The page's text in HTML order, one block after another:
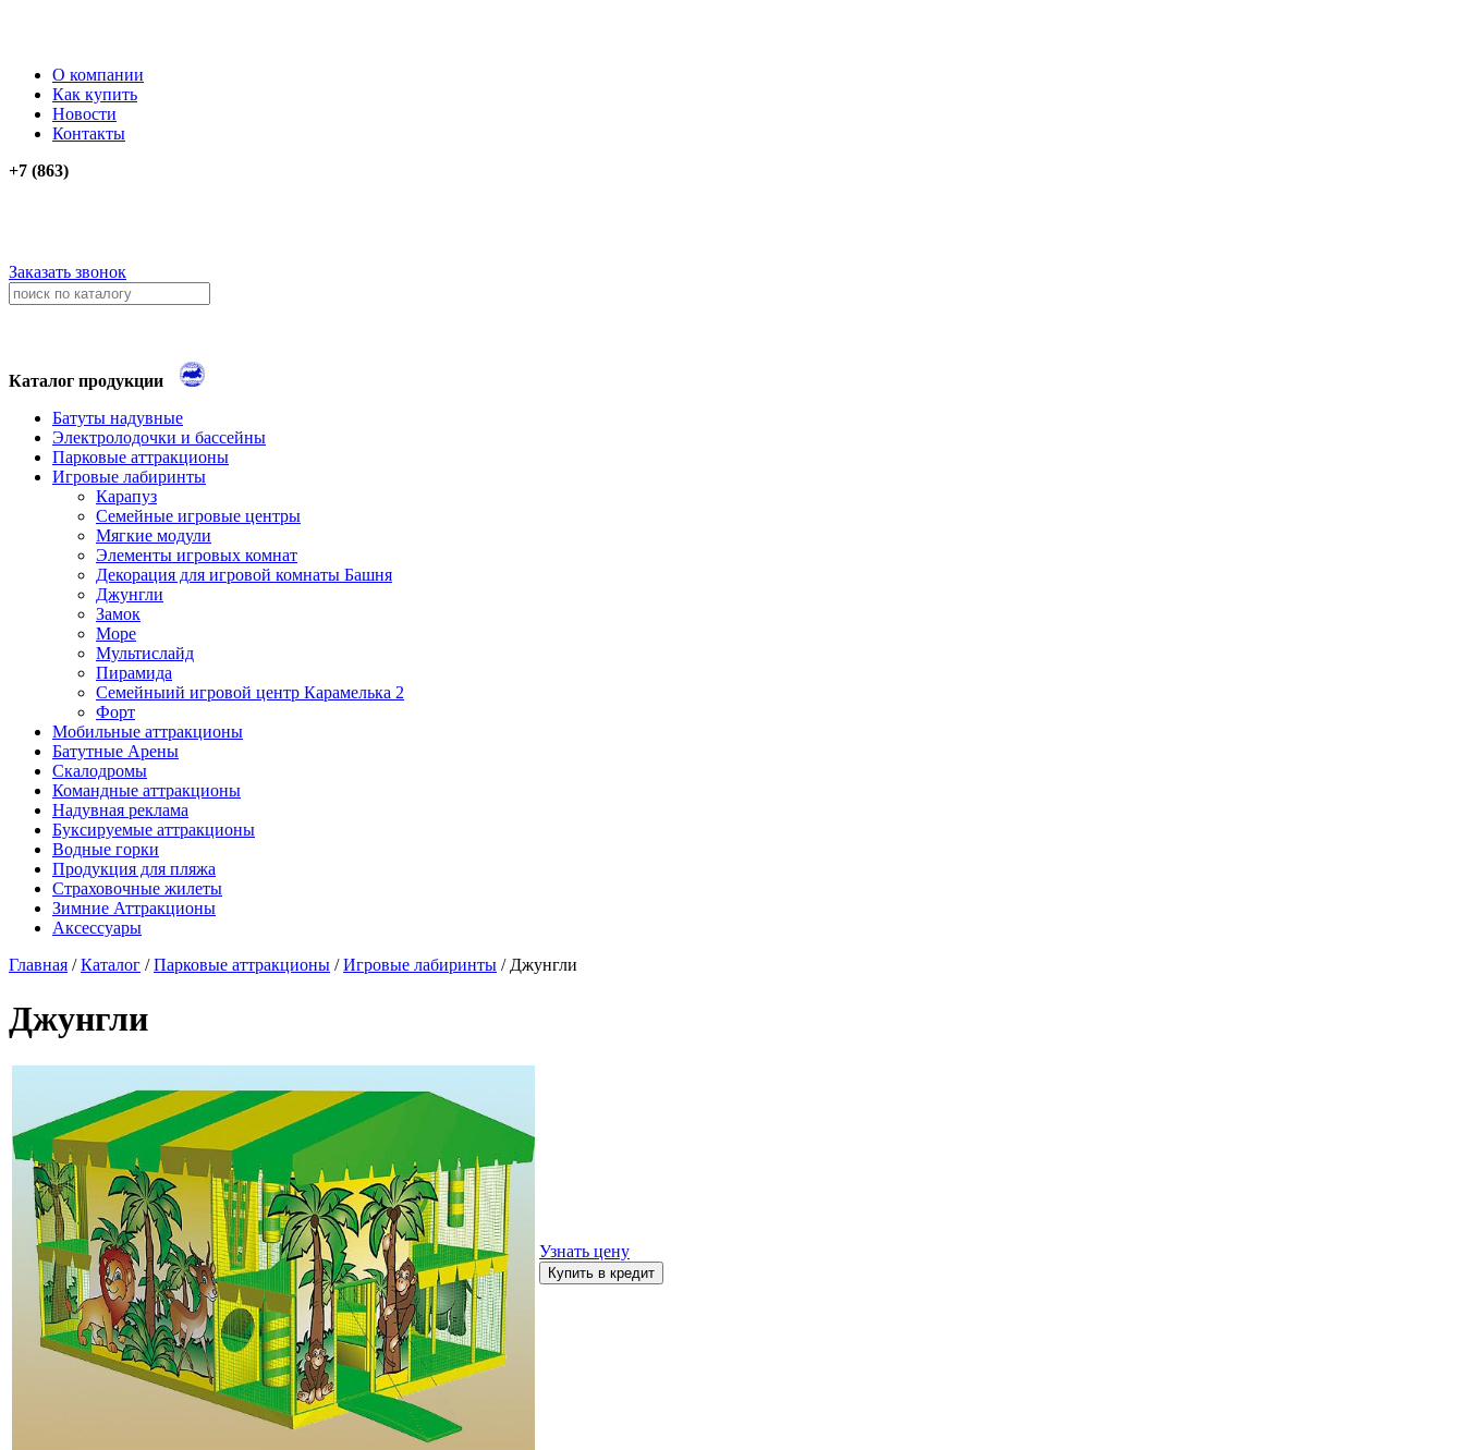
О компании
Как купить
Новости
Контакты
+7 (863)
Заказать звонок
Каталог продукции
Батуты надувные
Электролодочки и бассейны
Парковые аттракционы
Игровые лабиринты
Карапуз
Семейные игровые центры
Мягкие модули
Элементы игровых комнат
Декорация для игровой комнаты Башня
Джунгли
Замок
Море
Мультислайд
Пирамида
Семейныий игровой центр Карамелька 2
Форт
Мобильные аттракционы
Батутные Арены
Скалодромы
Командные аттракционы
Надувная реклама
Буксируемые аттракционы
Водные горки
Продукция для пляжа
Страховочные жилеты
Зимние Аттракционы
Аксессуары
Главная /Каталог /Парковые аттракционы /Игровые лабиринты / Джунгли
Джунгли
Узнать цену